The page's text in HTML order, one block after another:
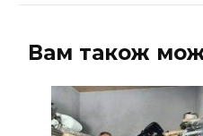
Вам також